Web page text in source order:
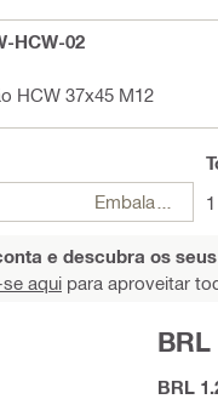
HCW-02
HCW 37x45 M12
1
e descubra os
aqui para aproveitar
BRL
BRL